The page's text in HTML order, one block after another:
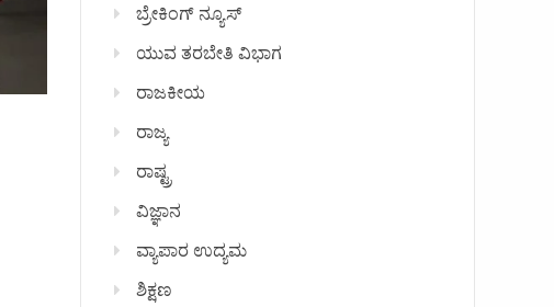
ಬ್ರೇಕಿಂಗ್ ನ್ಯೂಸ್
ಯುವ ತರಬೇತಿ ವಿಭಾಗ
ರಾಜಕೀಯ
ರಾಜ್ಯ
ರಾಷ್ಟ್ರ
ವಿಜ್ಞಾನ
ವ್ಯಾಪಾರ ಉದ್ಯಮ
ಶಿಕ್ಷಣ